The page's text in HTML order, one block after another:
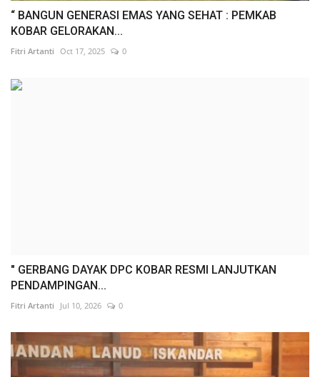
“ BANGUN GENERASI EMAS YANG SEHAT : PEMKAB
KOBAR GELORAKAN...
Fitri Artanti Oct 17, 2025 0
" GERBANG DAYAK DPC KOBAR RESMI LANJUTKAN
PENDAMPINGAN...
Fitri Artanti Jul 10, 2026 0